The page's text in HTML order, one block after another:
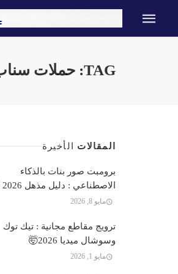
TAG: حملات سناب شات
المقالات الأخيرة
برومبت صور بنات بالذكاء
الاصطناعي : دليل مذهل 2026 🤯
مايو 8, 2026
ترويج مقاطع مجانية : تيك توك
وسوشال ميديا 2026🤯
مايو 1, 2026